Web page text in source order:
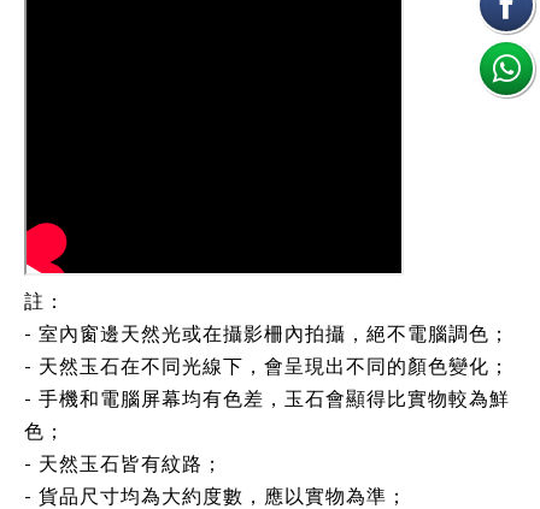
註：
- 室內窗邊天然光或在攝影柵內拍攝，絕不電腦調色；
- 天然玉石在不同光線下，會呈現出不同的顏色變化；
- 手機和電腦屏幕均有色差，玉石會顯得比實物較為鮮
色；
- 天然玉石皆有紋路；
- 貨品尺寸均為大約度數，應以實物為準；